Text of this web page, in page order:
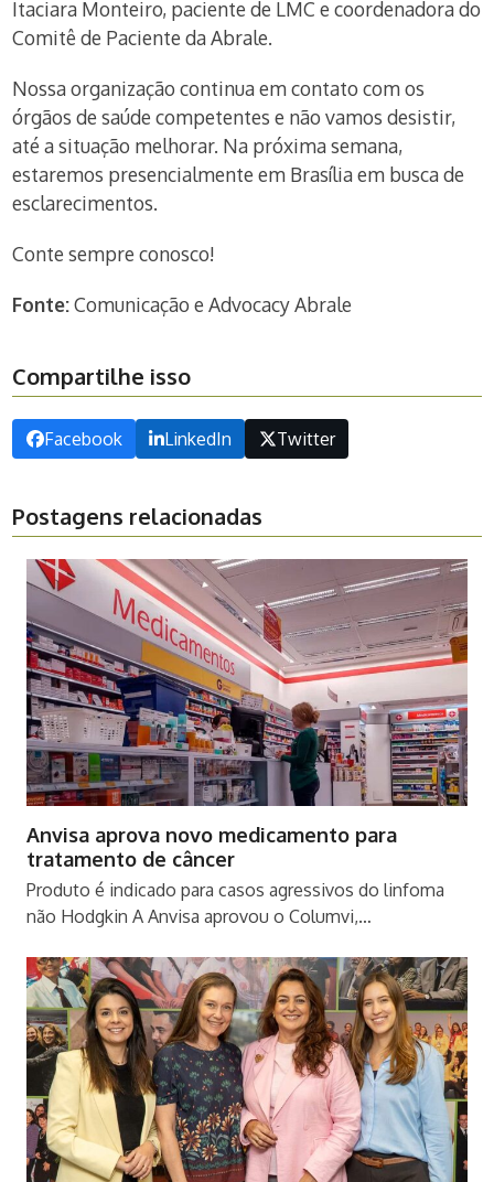
Itaciara Monteiro, paciente de LMC e coordenadora do
Comitê de Paciente da Abrale.
Nossa organização continua em contato com os
órgãos de saúde competentes e não vamos desistir,
até a situação melhorar. Na próxima semana,
estaremos presencialmente em Brasília em busca de
esclarecimentos.
Conte sempre conosco!
Fonte:Comunicação e Advocacy Abrale
Compartilhe isso
Facebook LinkedIn Twitter
Postagens relacionadas
Anvisa aprova novo medicamento para
tratamento de câncer
Produto é indicado para casos agressivos do linfoma
não Hodgkin A Anvisa aprovou o Columvi,…